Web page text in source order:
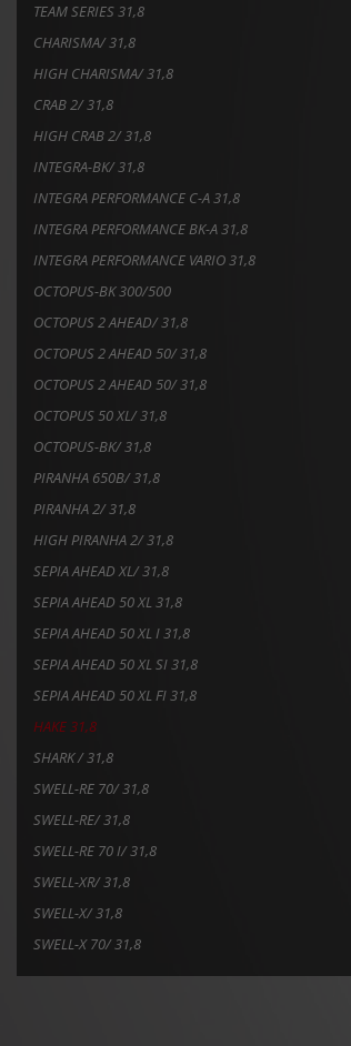
TEAM SERIES 31,8
CHARISMA/ 31,8
HIGH CHARISMA/ 31,8
CRAB 2/ 31,8
HIGH CRAB 2/ 31,8
INTEGRA-BK/ 31,8
INTEGRA PERFORMANCE C-A 31,8
INTEGRA PERFORMANCE BK-A 31,8
INTEGRA PERFORMANCE VARIO 31,8
OCTOPUS-BK 300/500
OCTOPUS 2 AHEAD/ 31,8
OCTOPUS 2 AHEAD 50/ 31,8
OCTOPUS 2 AHEAD 50/ 31,8
OCTOPUS 50 XL/ 31,8
OCTOPUS-BK/ 31,8
PIRANHA 650B/ 31,8
PIRANHA 2/ 31,8
HIGH PIRANHA 2/ 31,8
SEPIA AHEAD XL/ 31,8
SEPIA AHEAD 50 XL 31,8
SEPIA AHEAD 50 XL I 31,8
SEPIA AHEAD 50 XL SI 31,8
SEPIA AHEAD 50 XL FI 31,8
HAKE 31,8
SHARK / 31,8
SWELL-RE 70/ 31,8
SWELL-RE/ 31,8
SWELL-RE 70 I/ 31,8
SWELL-XR/ 31,8
SWELL-X/ 31,8
SWELL-X 70/ 31,8